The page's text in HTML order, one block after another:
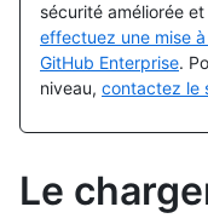
sécurité améliorée
effectuez une mise
GitHub Enterprise.
niveau, contactez le
Le